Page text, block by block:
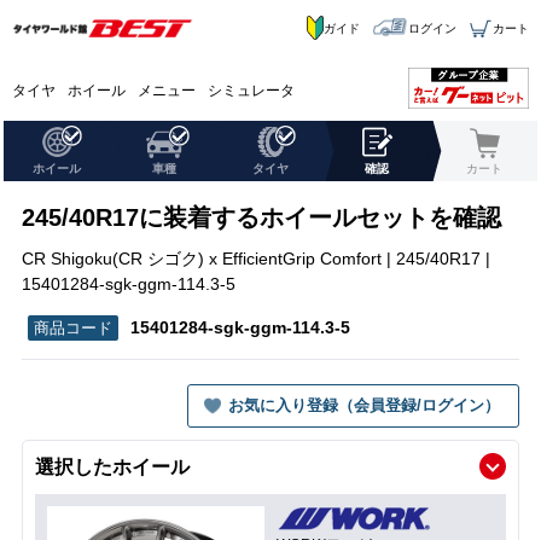
タイヤ ホイール メニュー シミュレータ
ガイド ログイン カート
ホイール 車種 タイヤ 確認 カート
245/40R17に装着するホイールセットを確認
CR Shigoku(CR シゴク) x EfficientGrip Comfort | 245/40R17 |
15401284-sgk-ggm-114.3-5
15401284-sgk-ggm-114.3-5
お気に入り登録（会員登録/ログイン）
選択したホイール